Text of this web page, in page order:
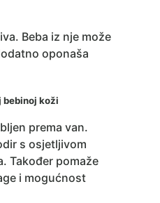
Beba iz nje može
oponaša
bebinoj koži
prema van.
s osjetljivom
Također pomaže
i mogućnost